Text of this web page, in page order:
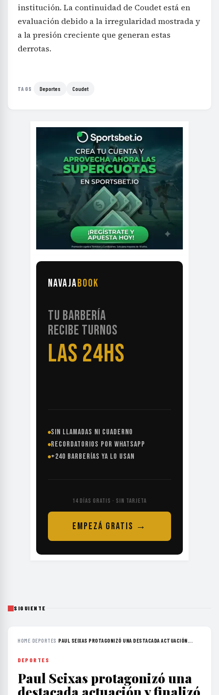
institución. La continuidad de Coudet está en
evaluación debido a la irregularidad mostrada y
a la presión creciente que generan estas
derrotas.
TAGS Deportes Coudet
NAVAJABOOK
TU BARBERÍA
RECIBE TURNOS
LAS 24HS
SIN LLAMADAS NI CUADERNO
RECORDATORIOS POR WHATSAPP
+240 BARBERÍAS YA LO USAN
14 DÍAS GRATIS · SIN TARJETA
EMPEZÁ GRATIS →
SIGUIENTE
HOME›DEPORTES ›PAUL SEIXAS PROTAGONIZÓ UNA DESTACADA ACTUACIÓN...
DEPORTES
Paul Seixas protagonizó una